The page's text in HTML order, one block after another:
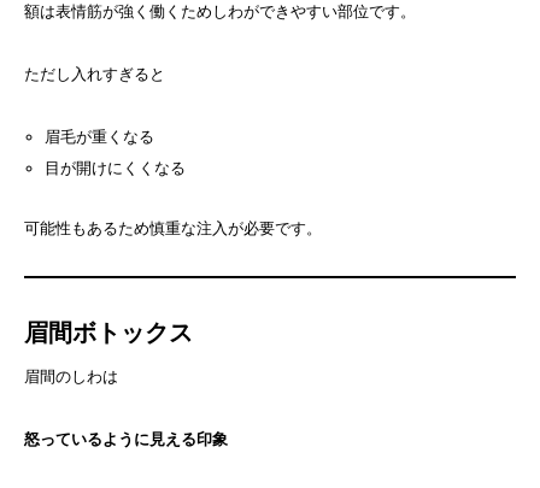
額は表情筋が強く働くためしわができやすい部位です。
ただし入れすぎると
眉毛が重くなる
目が開けにくくなる
可能性もあるため慎重な注入が必要です。
眉間ボトックス
眉間のしわは
怒っているように見える印象